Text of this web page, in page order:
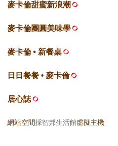
麥卡倫甜蜜新浪潮
麥卡倫團圓美味學
麥卡倫 • 新餐桌
日日餐餐 • 麥卡倫
居心誌
網站空間採智邦生活館虛擬主機